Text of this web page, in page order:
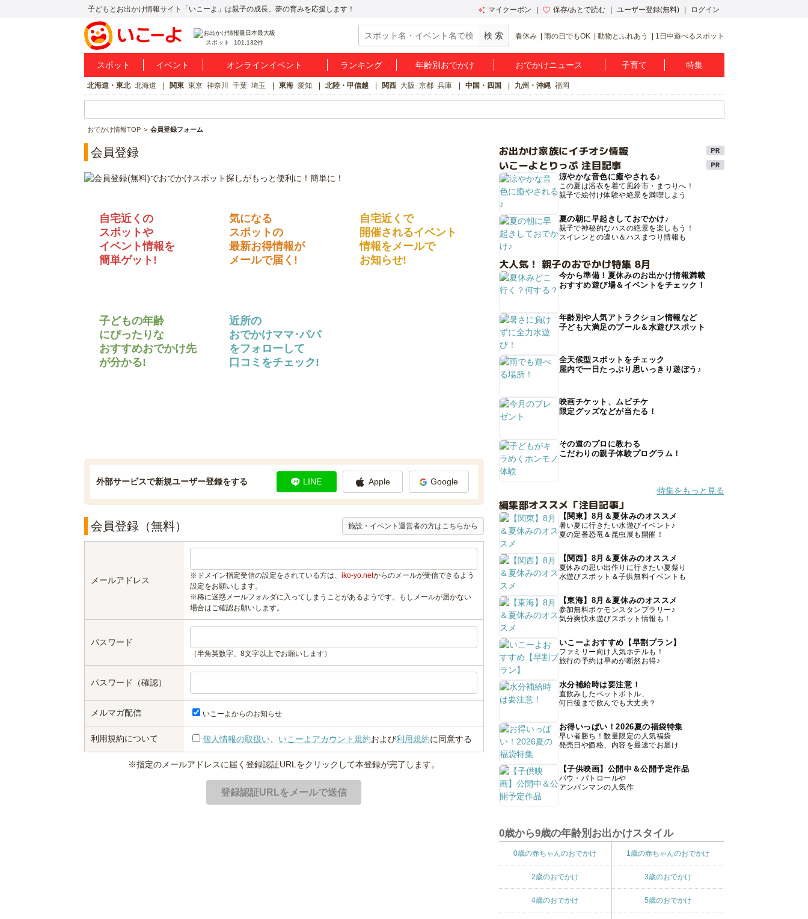
子どもとお出かけ情報サイト「いこーよ」は親子の成長、夢の育みを応援します！ マイクーポン 保存/あとで読む ユーザー登録(無料) ログイン
スポット 101,132件
春休み 雨の日でもOK 動物とふれあう 1日中遊べるスポット
スポット イベント オンラインイベント ランキング 年齢別おでかけ おでかけニュース 子育て 特集
北海道・東北 北海道 関東 東京 神奈川 千葉 埼玉 東海 愛知 北陸・甲信越 関西 大阪 京都 兵庫 中国・四国 九州・沖縄 福岡
おでかけ情報TOP 会員登録フォーム
会員登録
自宅近くの
スポットや
イベント情報を
簡単ゲット!
気になる
スポットの
最新お得情報が
メールで届く!
自宅近くで
開催されるイベント
情報をメールで
お知らせ!
子どもの年齢
にぴったりな
おすすめおでかけ先
が分かる!
近所の
おでかけママ･パパ
をフォローして
口コミをチェック!
外部サービスで新規ユーザー登録をする LINE Apple Google
会員登録（無料） 施設・イベント運営者の方はこちらから
メールアドレス ※ドメイン指定受信の設定をされている方は、 iko-yo.netからのメールが受信できるよう
設定をお願いします。
※稀に迷惑メールフォルダに入ってしまうことがあるようです。もしメールが届かない
場合はご確認お願いします。
パスワード
（半角英数字、8文字以上でお願いします）
パスワード（確認）
メルマガ配信 いこーよからのお知らせ
利用規約について 個人情報の取扱い、 いこーよアカウント規約および利用規約に同意する
※指定のメールアドレスに届く登録認証URLをクリックして本登録が完了します。
お出かけ家族にイチオシ情報
いこーよとりっぷ 注目記事
涼やかな音色に癒やされる♪
この夏は浴衣を着て風鈴市・まつりへ！
親子で絵付け体験や絶景を満喫しよう
夏の朝に早起きしておでかけ♪
親子で神秘的なハスの絶景を楽しもう！
スイレンとの違い＆ハスまつり情報も
大人気！ 親子のおでかけ特集 8月
今から準備！夏休みのお出かけ情報満載
おすすめ遊び場＆イベントをチェック！
年齢別や人気アトラクション情報など
子ども大満足のプール＆水遊びスポット
全天候型スポットをチェック
屋内で一日たっぷり思いっきり遊ぼう♪
映画チケット、ムビチケ
限定グッズなどが当たる！
その道のプロに教わる
こだわりの親子体験プログラム！
特集をもっと見る
編集部オススメ「注目記事」
【関東】8月＆夏休みのオススメ
暑い夏に行きたい水遊びイベント♪
夏の定番恐竜＆昆虫展も開催！
【関西】8月＆夏休みのオススメ
夏休みの思い出作りに行きたい夏祭り
水遊びスポット＆子供無料イベントも
【東海】8月＆夏休みのオススメ
参加無料ポケモンスタンプラリー♪
気分爽快水遊びスポット情報も！
いこーよおすすめ【早割プラン】
ファミリー向け人気ホテルも！
旅行の予約は早めが断然お得♪
水分補給時は要注意！
直飲みしたペットボトル、
何日後まで飲んでも大丈夫？
お得いっぱい！2026夏の福袋特集
早い者勝ち！数量限定の人気福袋
発売日や価格、内容を最速でお届け
【子供映画】公開中＆公開予定作品
パウ・パトロールや
アンパンマンの人気作
0歳から9歳の年齢別お出かけスタイル
0歳の赤ちゃんのおでかけ 1歳の赤ちゃんのおでかけ
2歳のおでかけ 3歳のおでかけ
4歳のおでかけ 5歳のおでかけ